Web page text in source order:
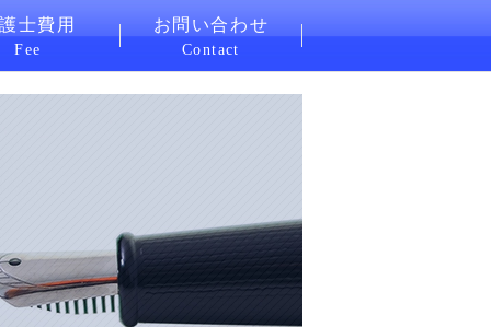
士費用
Fee
お問い合わせ
Contact